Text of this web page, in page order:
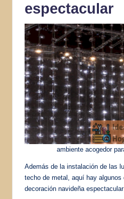
espectacular
ambiente acogedor
Además de la instalación de las
techo de metal, aquí hay
decoración navideña